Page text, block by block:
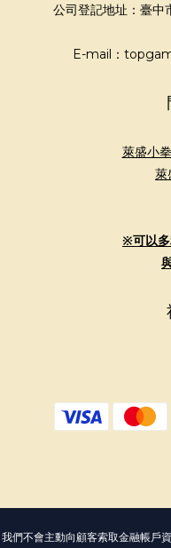
公司登記地址：臺中
E-mail：
萊盛小
萊
※可以
我們不會主動向顧客索取金融帳戶